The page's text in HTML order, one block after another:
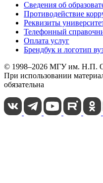
Сведения об
Противодействие
Реквизиты
Телефонный
Оплата услуг
Брендбук и логотип
© 1998–2026 МГУ им. Н.П.
При использовании
обязательна